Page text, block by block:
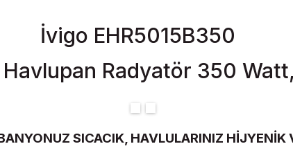
İvigo EHR5015B350
Radyatör 350
SICACIK, HAVLULARINIZ HİJYENİK